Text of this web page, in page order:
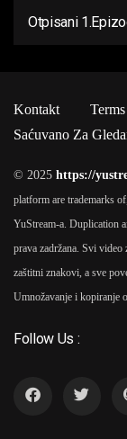
Otpisani
Kontakt
Saćuvano Za
© 2025 https://
platform are trademarks
YuStream-a. Duplication
prava zadržana. Svi
zaštitni znakovi, a sve
Umnožavanje i kopiranje
Follow Us :